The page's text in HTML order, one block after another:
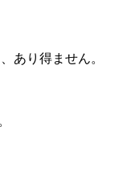
あり得ません。